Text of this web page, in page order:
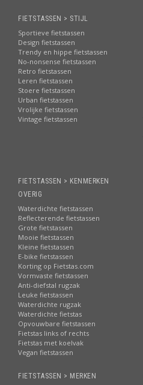
FIETSTASSEN > STIJL
Sportieve fietstassen
Design fietstassen
Trendy en hippe fietstassen
No-nonsense fietstassen
Retro fietstassen
Leren fietstassen
Stoere fietstassen
Urban fietstassen
Vrolijke fietstassen
Vintage fietstassen
FIETSTASSEN > KENMERKEN
OVERIG
Waterdichte fietstassen
Reflecterende fietstassen
Grote fietstassen
Mooie fietstassen
Kleine fietstassen
E-bike fietstassen
Korting op Fietstas.com
Vormvaste fietstassen
Anti-diefstal rugzak
Leuke fietstassen
Waterdichte rugzak
Waterdichte fietstas
Opvouwbare fietstassen
Fietstas links of rechts
Fietstas met koelvak
Vegan fietstassen
FIETSTASSEN > MERKEN